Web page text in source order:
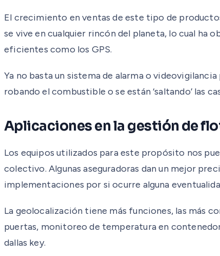
El crecimiento en ventas de este tipo de
se vive en cualquier rincón del planeta, lo cual ha
eficientes como los GPS.
Ya no basta un sistema de alarma o
robando el combustible o se están ‘saltando’ las
Aplicaciones en la gestión de
Los equipos utilizados para este propósito nos
colectivo. Algunas aseguradoras dan un mejor
implementaciones por si ocurre alguna
La geolocalización tiene más funciones, las más
puertas, monitoreo de temperatura en
dallas key.